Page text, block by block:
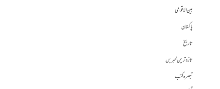
بین الاقوامی
پاکستان
تاریخ
تازہ ترین خبریں
تبصرہ کتب